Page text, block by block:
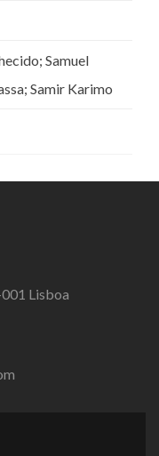
Samuel
Samir Karimo
Lisboa